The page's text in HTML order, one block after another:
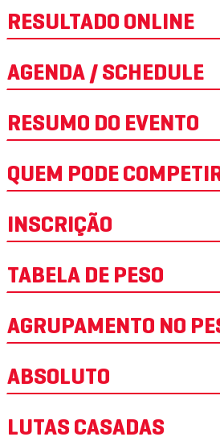
RESULTADO ONLINE
AGENDA / SCHEDULE
RESUMO DO EVENTO
QUEM PODE
INSCRIÇÃO
TABELA DE PESO
AGRUPAMENTO NO
ABSOLUTO
LUTAS CASADAS